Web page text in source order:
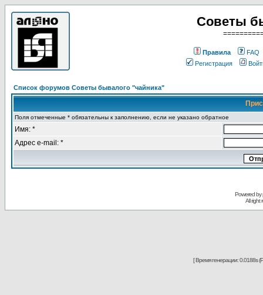
Советы
Правила
FAQ
Регистрация
Список форумов Советы бывалого "чайника"
Поля отмеченные * обязательны к заполнению, если не указано обратное
Имя: *
Адрес e-mail: *
Powered
All right
[ Время генерации: 0.0188s